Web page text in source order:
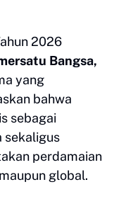
2026
Bangsa,
yang
bahwa
sebagai
sekaligus
perdamaian
global.